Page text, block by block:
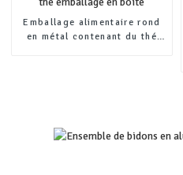
Emballage alimentaire rond
en métal contenant du thé